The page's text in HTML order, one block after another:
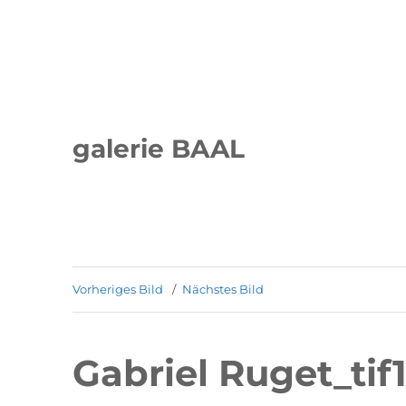
galerie BAAL
Vorheriges Bild Nächstes Bild
Gabriel